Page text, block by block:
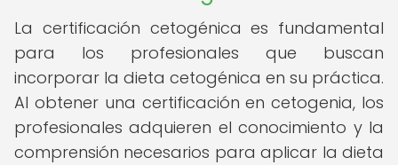
La certificación cetogénica es fundamental
para los profesionales que buscan
incorporar la dieta cetogénica en su práctica.
Al obtener una certificación en cetogenia, los
profesionales adquieren el conocimiento y la
comprensión necesarios para aplicar la dieta